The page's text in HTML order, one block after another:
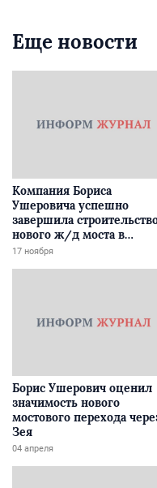
Еще новости
Компания Бориса
Ушеровича успешно
завершила
нового ж/д моста в
Забайкалье
17 ноября
Борис Ушерович оценил
значимость нового
мостового перехода
Зея
04 апреля